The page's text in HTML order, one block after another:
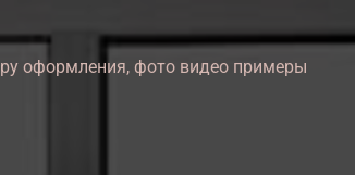
оформления, фото видео примеры